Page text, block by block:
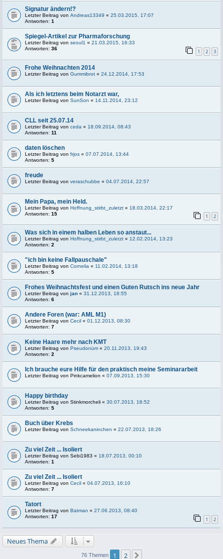
Signatur ändern!?
Letzter Beitrag von Andreas13349 « 25.03.2015, 17:07
Antworten: 1
Spiegel-Artikel zur Pharmaforschung
Letzter Beitrag von seoul1 « 21.03.2015, 16:33
Antworten: 36 1 2 3
Frohe Weihnachten 2014
Letzter Beitrag von Gummibrot « 24.12.2014, 17:53
Als ich letztens beim Notarzt war,
Letzter Beitrag von SunSon « 14.11.2014, 23:12
CLL seit 25.07.14
Letzter Beitrag von ceda « 18.09.2014, 08:43
Antworten: 11
daten löschen
Letzter Beitrag von frjos « 07.07.2014, 13:44
Antworten: 5
freude
Letzter Beitrag von veraschubbe « 04.07.2014, 22:57
Mein Papa, mein Held.
Letzter Beitrag von Hoffnung_stirbt_zuletzt « 18.03.2014, 22:17
Antworten: 15 1 2
Was sich in einem halben Leben so anstaut...
Letzter Beitrag von Hoffnung_stirbt_zuletzt « 12.02.2014, 13:23
Antworten: 2
"ich bin keine Fallpauschale"
Letzter Beitrag von Cornelia « 11.02.2014, 13:18
Antworten: 5
Frohes Weihnachtsfest und einen Guten Rutsch ins neue Jahr
Letzter Beitrag von jan « 31.12.2013, 18:55
Antworten: 6
Andere Foren (war: AML M1)
Letzter Beitrag von Cecil « 01.12.2013, 08:30
Antworten: 7
Keine Haare mehr nach KMT
Letzter Beitrag von Pseudonüm « 20.11.2013, 19:43
Antworten: 2
Ich brauche eure Hilfe für den praktisch meine Seminararbeit
Letzter Beitrag von Pinkcamelion « 07.09.2013, 15:30
Happy birthday
Letzter Beitrag von Stinkmorcheli « 30.07.2013, 18:52
Antworten: 5
Buch über Krebs
Letzter Beitrag von Schneekaninchen « 22.07.2013, 18:26
Zu viel Zeit ... Isoliert
Letzter Beitrag von Sebi1983 « 18.07.2013, 00:10
Antworten: 1
Zu viel Zeit ... Isoliert
Letzter Beitrag von Cecil « 04.07.2013, 16:10
Antworten: 7
Tatort
Letzter Beitrag von Batman « 27.06.2013, 08:40
Antworten: 17 1 2
Neues Thema
76 Themen 1 2